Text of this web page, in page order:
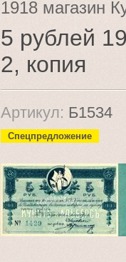
1918 магазин
5 рублей
2, копия
Артикул: Б1534
Спецпредложение